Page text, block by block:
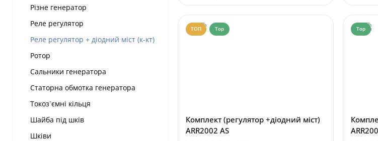
Різне генератор
Реле регулятор
Реле регулятор + діодний міст (к-кт)
Ротор
Сальники генератора
Статорна обмотка генератора
Токоз`ємні кільця
Шайба під шків
Шківи
ТОП Top
Комплект (регулятор +діодний міст)
ARR2002 AS
Top